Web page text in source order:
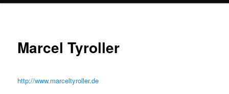
Marcel Tyroller
http://www.marceltyroller.de